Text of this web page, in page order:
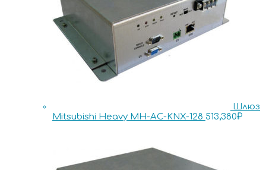
Шлюз
Mitsubishi Heavy MH-AC-KNX-128 513,380₽